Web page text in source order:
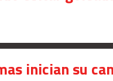
inician su